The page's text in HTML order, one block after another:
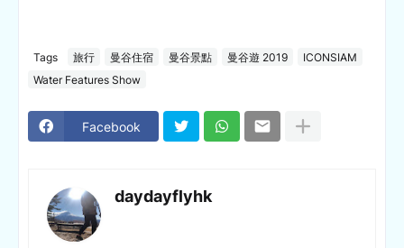
Tags 旅行 曼谷住宿 曼谷景點 曼谷遊 2019
ICONSIAM
Water Features Show
Facebook
daydayflyhk